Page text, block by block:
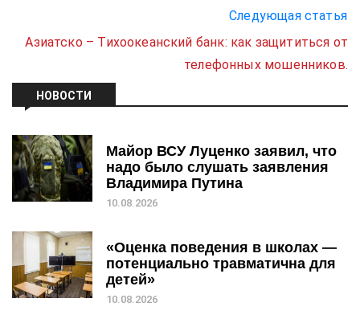
Следующая статья
Азиатско – Тихоокеанский банк: как защититься от
телефонных мошенников.
НОВОСТИ
Майор ВСУ Луценко заявил, что
надо было слушать заявления
Владимира Путина
10.08.2026
«Оценка поведения в школах —
потенциально травматична для
детей»
10.08.2026